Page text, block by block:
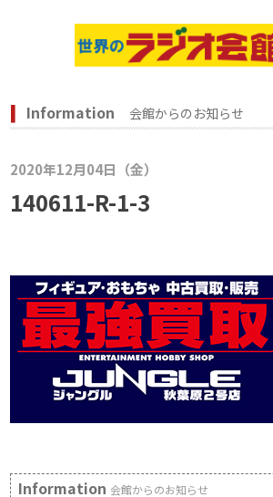
Information 会館からのお知らせ
2020年12月04日（金）
140611-R-1-3
Information会館からのお知らせ